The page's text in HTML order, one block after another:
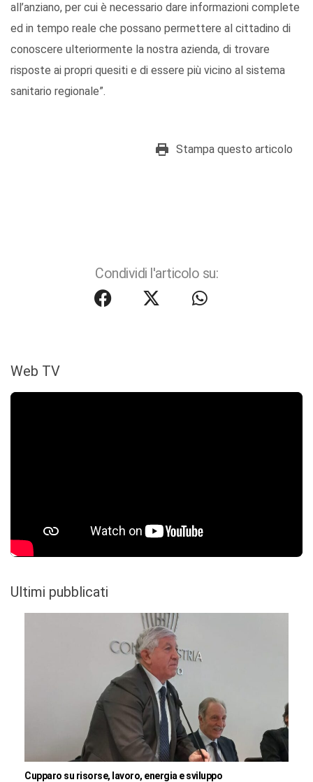
all’anziano, per cui è necessario dare informazioni complete
ed in tempo reale che possano permettere al cittadino di
conoscere ulteriormente la nostra azienda, di trovare
risposte ai propri quesiti e di essere più vicino al sistema
sanitario regionale”.
Stampa questo articolo
Condividi l'articolo su:
Web TV
Ultimi pubblicati
Cupparo su risorse, lavoro, energia e sviluppo